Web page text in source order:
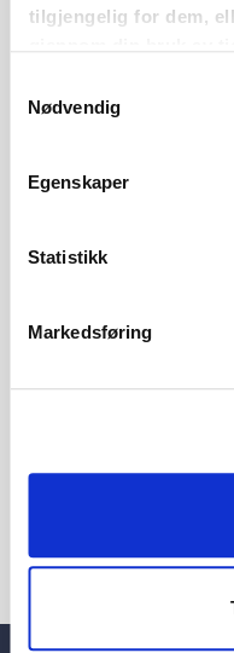
tilgjengelig for dem,
Nødvendig
Egenskaper
Statistikk
Markedsføring
Velg